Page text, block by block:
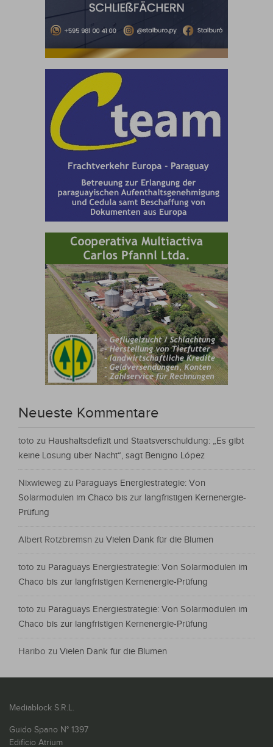
Neueste Kommentare
toto zu Haushaltsdefizit und Staatsverschuldung: „Es gibt
keine Lösung über Nacht“, sagt Benigno López
Nixwieweg zu Paraguays Energiestrategie: Von
Solarmodulen im Chaco bis zur langfristigen Kernenergie-
Prüfung
Albert Rotzbremsn zu Vielen Dank für die Blumen
toto zu Paraguays Energiestrategie: Von Solarmodulen im
Chaco bis zur langfristigen Kernenergie-Prüfung
toto zu Paraguays Energiestrategie: Von Solarmodulen im
Chaco bis zur langfristigen Kernenergie-Prüfung
Haribo zu Vielen Dank für die Blumen
Mediablock S.R.L.
Guido Spano N° 1397
Edificio Atrium